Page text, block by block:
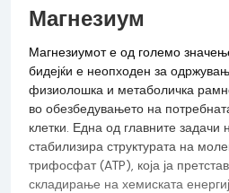
Магнезиум
Магнезиумот е од големо
бидејќи е неопходен за
физиолошка и метаболичка
во обезбедувањето на
клетки. Една од главните задачи
стабилизира структурата на
трифосфат (ATP), која ја
складирање на хемиската